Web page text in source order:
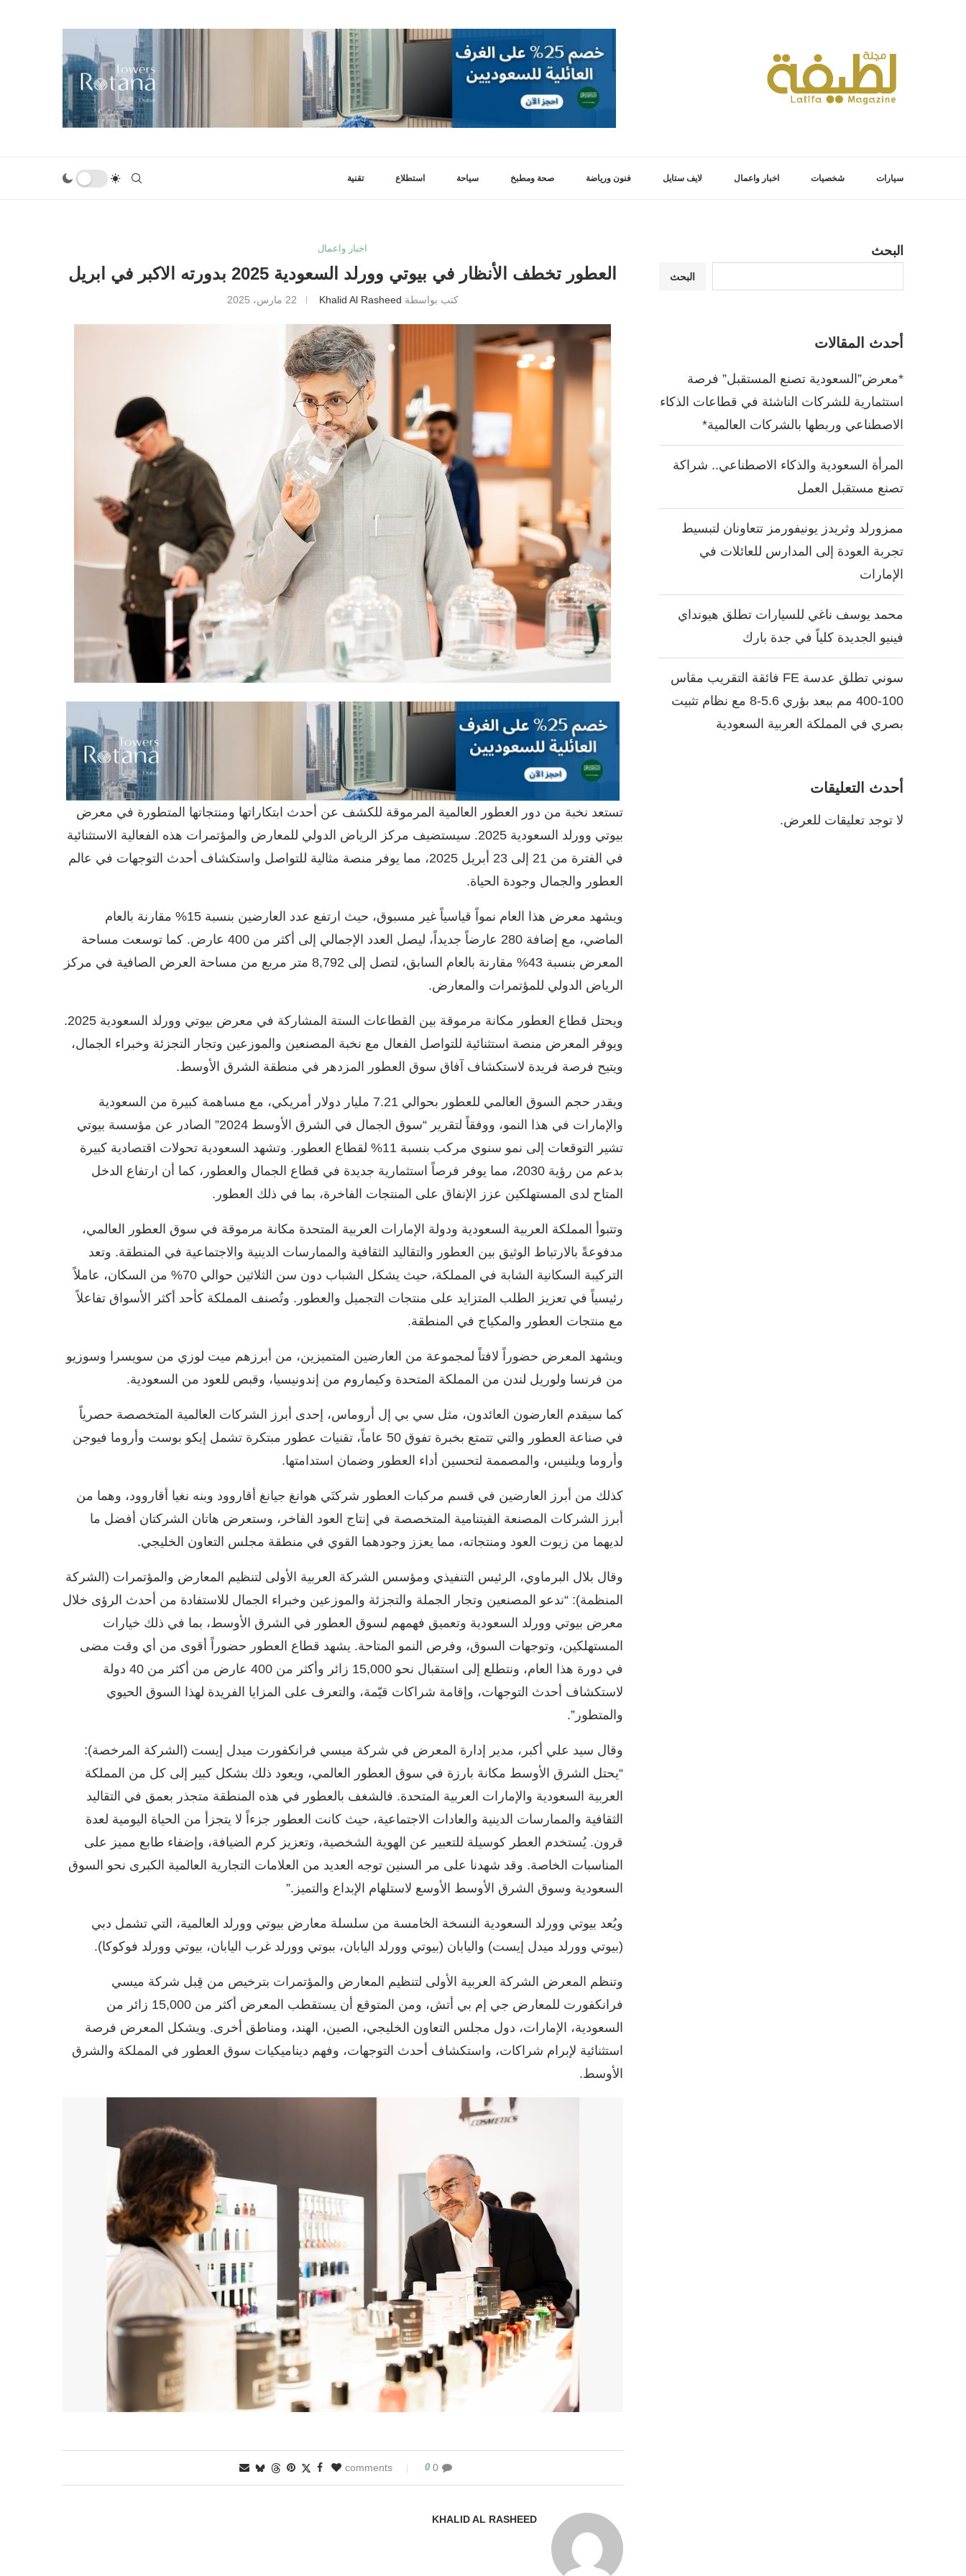
سيارات شخصيات اخبار واعمال لايف ستايل فنون ورياضة صحة ومطبخ سياحة استطلاع تقنية
اخبار واعمال
العطور تخطف الأنظار في بيوتي وورلد السعودية 2025 بدورته الاكبر في ابريل
كتب بواسطة Khalid Al Rasheed 22 مارس، 2025
تستعد نخبة من دور العطور العالمية المرموقة للكشف عن أحدث ابتكاراتها ومنتجاتها المتطورة في معرض
بيوتي وورلد السعودية 2025. سيستضيف مركز الرياض الدولي للمعارض والمؤتمرات هذه الفعالية الاستثنائية
في الفترة من 21 إلى 23 أبريل 2025، مما يوفر منصة مثالية للتواصل واستكشاف أحدث التوجهات في عالم
العطور والجمال وجودة الحياة.
ويشهد معرض هذا العام نمواً قياسياً غير مسبوق، حيث ارتفع عدد العارضين بنسبة 15% مقارنة بالعام
الماضي، مع إضافة 280 عارضاً جديداً، ليصل العدد الإجمالي إلى أكثر من 400 عارض. كما توسعت مساحة
المعرض بنسبة 43% مقارنة بالعام السابق، لتصل إلى 8,792 متر مربع من مساحة العرض الصافية في مركز
الرياض الدولي للمؤتمرات والمعارض.
ويحتل قطاع العطور مكانة مرموقة بين القطاعات الستة المشاركة في معرض بيوتي وورلد السعودية 2025.
ويوفر المعرض منصة استثنائية للتواصل الفعال مع نخبة المصنعين والموزعين وتجار التجزئة وخبراء الجمال،
ويتيح فرصة فريدة لاستكشاف آفاق سوق العطور المزدهر في منطقة الشرق الأوسط.
ويقدر حجم السوق العالمي للعطور بحوالي 7.21 مليار دولار أمريكي، مع مساهمة كبيرة من السعودية
والإمارات في هذا النمو، ووفقاً لتقرير “سوق الجمال في الشرق الأوسط 2024” الصادر عن مؤسسة بيوتي
تشير التوقعات إلى نمو سنوي مركب بنسبة 11% لقطاع العطور. وتشهد السعودية تحولات اقتصادية كبيرة
بدعم من رؤية 2030، مما يوفر فرصاً استثمارية جديدة في قطاع الجمال والعطور، كما أن ارتفاع الدخل
المتاح لدى المستهلكين عزز الإنفاق على المنتجات الفاخرة، بما في ذلك العطور.
وتتبوأ المملكة العربية السعودية ودولة الإمارات العربية المتحدة مكانة مرموقة في سوق العطور العالمي،
مدفوعةً بالارتباط الوثيق بين العطور والتقاليد الثقافية والممارسات الدينية والاجتماعية في المنطقة. وتعد
التركيبة السكانية الشابة في المملكة، حيث يشكل الشباب دون سن الثلاثين حوالي 70% من السكان، عاملاً
رئيسياً في تعزيز الطلب المتزايد على منتجات التجميل والعطور. وتُصنف المملكة كأحد أكثر الأسواق تفاعلاً
مع منتجات العطور والمكياج في المنطقة.
ويشهد المعرض حضوراً لافتاً لمجموعة من العارضين المتميزين، من أبرزهم ميت لوزي من سويسرا وسوزيو
من فرنسا ولوريل لندن من المملكة المتحدة وكيماروم من إندونيسيا، وقبص للعود من السعودية.
كما سيقدم العارضون العائدون، مثل سي بي إل أروماس، إحدى أبرز الشركات العالمية المتخصصة حصرياً
في صناعة العطور والتي تتمتع بخبرة تفوق 50 عاماً، تقنيات عطور مبتكرة تشمل إيكو بوست وأروما فيوجن
وأروما ويلنيس، والمصممة لتحسين أداء العطور وضمان استدامتها.
كذلك من أبرز العارضين في قسم مركبات العطور شركتَي هوانغ جيانغ أقاروود وبنه نغيا أقاروود، وهما من
أبرز الشركات المصنعة الفيتنامية المتخصصة في إنتاج العود الفاخر، وستعرض هاتان الشركتان أفضل ما
لديهما من زيوت العود ومنتجاته، مما يعزز وجودهما القوي في منطقة مجلس التعاون الخليجي.
وقال بلال البرماوي، الرئيس التنفيذي ومؤسس الشركة العربية الأولى لتنظيم المعارض والمؤتمرات (الشركة
المنظمة): “ندعو المصنعين وتجار الجملة والتجزئة والموزعين وخبراء الجمال للاستفادة من أحدث الرؤى خلال
معرض بيوتي وورلد السعودية وتعميق فهمهم لسوق العطور في الشرق الأوسط، بما في ذلك خيارات
المستهلكين، وتوجهات السوق، وفرص النمو المتاحة. يشهد قطاع العطور حضوراً أقوى من أي وقت مضى
في دورة هذا العام، ونتطلع إلى استقبال نحو 15,000 زائر وأكثر من 400 عارض من أكثر من 40 دولة
لاستكشاف أحدث التوجهات، وإقامة شراكات قيّمة، والتعرف على المزايا الفريدة لهذا السوق الحيوي
والمتطور”.
وقال سيد علي أكبر، مدير إدارة المعرض في شركة ميسي فرانكفورت ميدل إيست (الشركة المرخصة):
“يحتل الشرق الأوسط مكانة بارزة في سوق العطور العالمي، ويعود ذلك بشكل كبير إلى كل من المملكة
العربية السعودية والإمارات العربية المتحدة. فالشغف بالعطور في هذه المنطقة متجذر بعمق في التقاليد
الثقافية والممارسات الدينية والعادات الاجتماعية، حيث كانت العطور جزءاً لا يتجزأ من الحياة اليومية لعدة
قرون. يُستخدم العطر كوسيلة للتعبير عن الهوية الشخصية، وتعزيز كرم الضيافة، وإضفاء طابع مميز على
المناسبات الخاصة. وقد شهدنا على مر السنين توجه العديد من العلامات التجارية العالمية الكبرى نحو السوق
السعودية وسوق الشرق الأوسط الأوسع لاستلهام الإبداع والتميز.”
ويُعد بيوتي وورلد السعودية النسخة الخامسة من سلسلة معارض بيوتي وورلد العالمية، التي تشمل دبي
(بيوتي وورلد ميدل إيست) واليابان (بيوتي وورلد اليابان، ببوتي وورلد غرب اليابان، بيوتي وورلد فوكوكا).
وتنظم المعرض الشركة العربية الأولى لتنظيم المعارض والمؤتمرات بترخيص من قِبل شركة ميسي
فرانكفورت للمعارض جي إم بي أتش، ومن المتوقع أن يستقطب المعرض أكثر من 15,000 زائر من
السعودية، الإمارات، دول مجلس التعاون الخليجي، الصين، الهند، ومناطق أخرى. ويشكل المعرض فرصة
استثنائية لإبرام شراكات، واستكشاف أحدث التوجهات، وفهم ديناميكيات سوق العطور في المملكة والشرق
الأوسط.
0 comments
0
KHALID AL RASHEED
البحث
البحث
أحدث المقالات
*معرض”السعودية تصنع المستقبل” فرصة
استثمارية للشركات الناشئة في قطاعات الذكاء
الاصطناعي وربطها بالشركات العالمية*
المرأة السعودية والذكاء الاصطناعي.. شراكة
تصنع مستقبل العمل
ممزورلد وثريدز يونيفورمز تتعاونان لتبسيط
تجربة العودة إلى المدارس للعائلات في
الإمارات
محمد يوسف ناغي للسيارات تطلق هيونداي
فينيو الجديدة كلياً في جدة بارك
سوني تطلق عدسة FE فائقة التقريب مقاس
100-400 مم ببعد بؤري 5.6-8 مع نظام تثبيت
بصري في المملكة العربية السعودية
أحدث التعليقات
لا توجد تعليقات للعرض.